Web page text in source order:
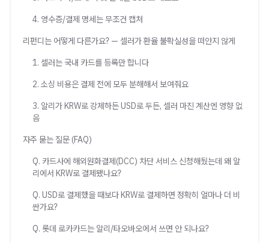
4. 영수증/결제 명세는 무조건 캡처
리펀디는 어떻게 다른가요? — 셀러가 환율 불확실성을 떠안지 않게
1. 셀러는 국내 카드를 등록만 합니다
2. 소싱 비용은 결제 전에 모두 분해해서 보여줘요
3. 알리가 KRW로 강제하든 USD로 두든, 셀러 마진 계산엔 영향 없
음
자주 묻는 질문 (FAQ)
Q. 카드사에 해외원화결제(DCC) 차단 서비스 신청해뒀는데 왜 알
리에서 KRW로 결제됐나요?
Q. USD로 결제했을 때보다 KRW로 결제하면 정확히 얼마나 더 비
싼가요?
Q. 롯데 로카카드는 알리/타오바오에서 쓰면 안 되나요?